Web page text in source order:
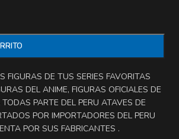
DE TUS SERIES FAVORITAS
DEL ANIME, FIGURAS OFICIALES DE
PARTE DEL PERU ATAVES DE
POR IMPORTADORES DEL PERU
POR SUS FABRICANTES .